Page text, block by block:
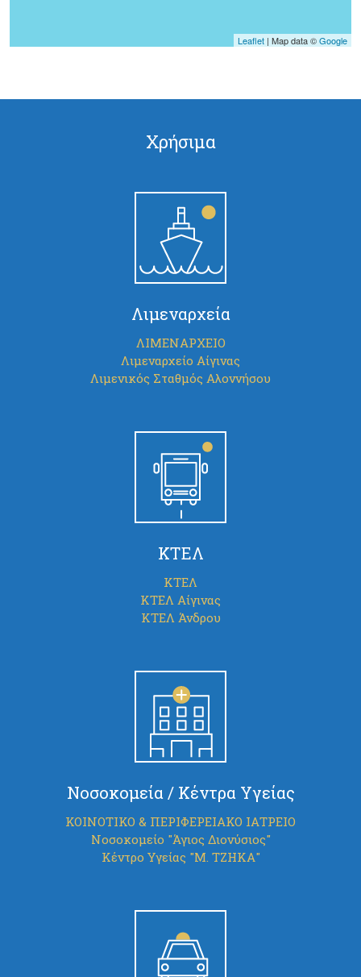
Leaflet | Map data ©Google
Χρήσιμα
Λιμεναρχεία
ΛΙΜΕΝΑΡΧΕΙΟ
Λιμεναρχείο Αίγινας
Λιμενικός Σταθμός Αλοννήσου
ΚΤΕΛ
ΚΤΕΛ
ΚΤΕΛ Αίγινας
ΚΤΕΛ Άνδρου
Νοσοκομεία / Κέντρα Υγείας
ΚΟΙΝΟΤΙΚΟ & ΠΕΡΙΦΕΡΕΙΑΚΟ ΙΑΤΡΕΙΟ
Νοσοκομείο "Άγιος Διονύσιος"
Κέντρο Υγείας "Μ. ΤΖΗΚΑ"